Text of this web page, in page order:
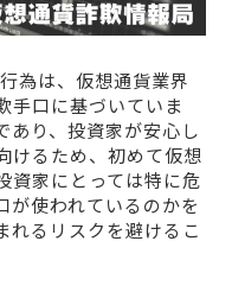
為は、仮想通貨業界
手口に基づいていま
あり、投資家が安心し
けるため、初めて仮想
資家にとっては特に危
が使われているのかを
れるリスクを避けるこ